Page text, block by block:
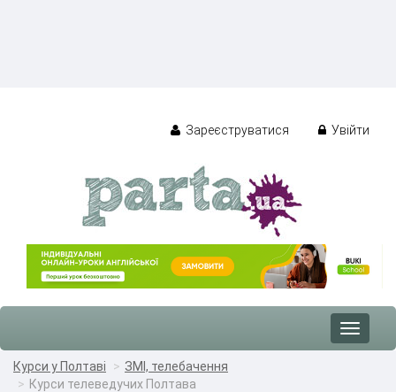
Зареєструватися Увійти
Toggle
Курси у Полтаві
ЗМІ, телебачення
Курси телеведучих Полтава